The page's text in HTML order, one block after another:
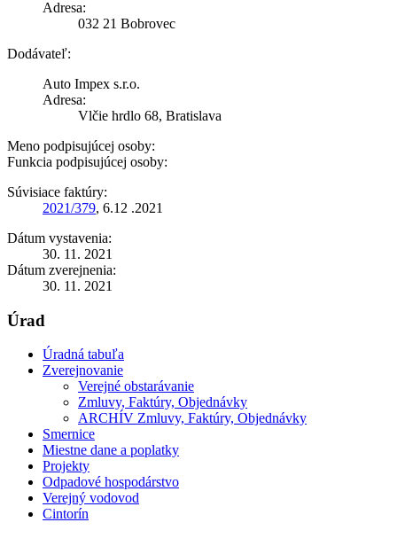
Adresa:
032 21 Bobrovec
Dodávateľ:
Auto Impex s.r.o.
Adresa:
Vlčie hrdlo 68, Bratislava
Meno podpisujúcej osoby:
Funkcia podpisujúcej osoby:
Súvisiace faktúry:
2021/379, 6.12 .2021
Dátum vystavenia:
30. 11. 2021
Dátum zverejnenia:
30. 11. 2021
Úrad
Úradná tabuľa
Zverejnovanie
Verejné obstarávanie
Zmluvy, Faktúry, Objednávky
ARCHÍV Zmluvy, Faktúry, Objednávky
Smernice
Miestne dane a poplatky
Projekty
Odpadové hospodárstvo
Verejný vodovod
Cintorín